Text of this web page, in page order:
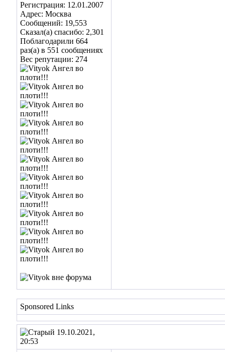
Регистрация: 12.01.2007
Адрес: Москва
Сообщений: 19,553
Сказал(а) спасибо: 2,301
Поблагодарили 664
раз(а) в 551 сообщениях
Вес репутации: 274
Sponsored Links
19.10.2021,
20:53